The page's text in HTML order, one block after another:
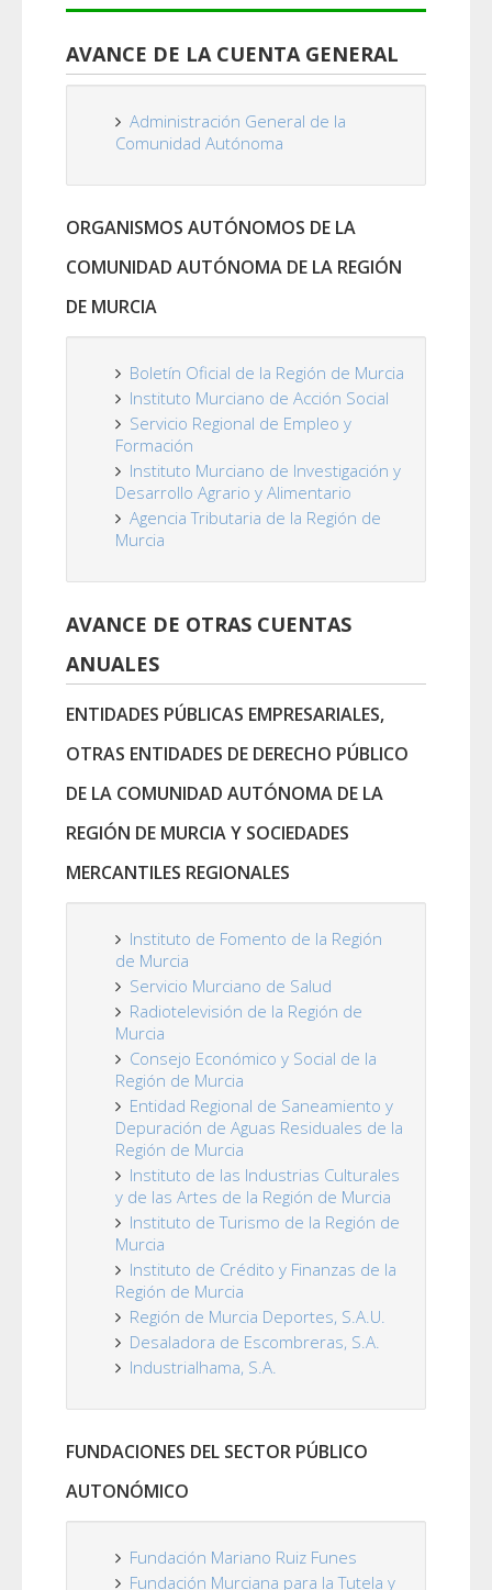
AVANCE DE LA CUENTA GENERAL
Administración General de la
Comunidad Autónoma
ORGANISMOS AUTÓNOMOS DE LA
COMUNIDAD AUTÓNOMA DE LA REGIÓN
DE MURCIA
Boletín Oficial de la Región de Murcia
Instituto Murciano de Acción Social
Servicio Regional de Empleo y
Formación
Instituto Murciano de Investigación y
Desarrollo Agrario y Alimentario
Agencia Tributaria de la Región de
Murcia
AVANCE DE OTRAS CUENTAS
ANUALES
ENTIDADES PÚBLICAS EMPRESARIALES,
OTRAS ENTIDADES DE DERECHO PÚBLICO
DE LA COMUNIDAD AUTÓNOMA DE LA
REGIÓN DE MURCIA Y SOCIEDADES
MERCANTILES REGIONALES
Instituto de Fomento de la Región
de Murcia
Servicio Murciano de Salud
Radiotelevisión de la Región de
Murcia
Consejo Económico y Social de la
Región de Murcia
Entidad Regional de Saneamiento y
Depuración de Aguas Residuales de la
Región de Murcia
Instituto de las Industrias Culturales
y de las Artes de la Región de Murcia
Instituto de Turismo de la Región de
Murcia
Instituto de Crédito y Finanzas de la
Región de Murcia
Región de Murcia Deportes, S.A.U.
Desaladora de Escombreras, S.A.
Industrialhama, S.A.
FUNDACIONES DEL SECTOR PÚBLICO
AUTONÓMICO
Fundación Mariano Ruiz Funes
Fundación Murciana para la Tutela y